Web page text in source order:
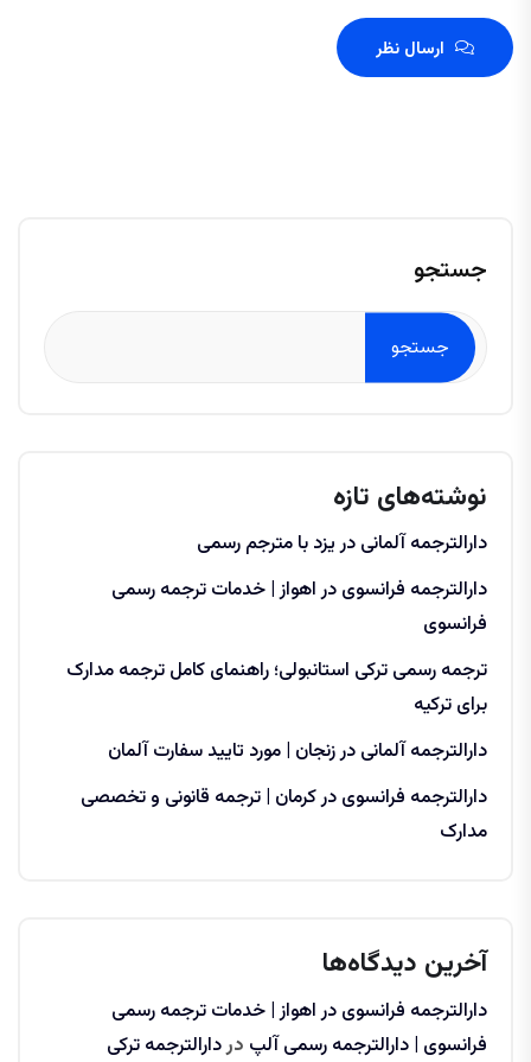
ارسال نظر
جستجو
جستجو
نوشته‌های تازه
دارالترجمه آلمانی در یزد با مترجم رسمی
دارالترجمه فرانسوی در اهواز | خدمات ترجمه رسمی
فرانسوی
ترجمه رسمی ترکی استانبولی؛ راهنمای کامل ترجمه مدارک
برای ترکیه
دارالترجمه آلمانی در زنجان | مورد تایید سفارت آلمان
دارالترجمه فرانسوی در کرمان | ترجمه قانونی و تخصصی
مدارک
آخرین دیدگاه‌ها
دارالترجمه فرانسوی در اهواز | خدمات ترجمه رسمی
فرانسوی | دارالترجمه رسمی آلپ دردارالترجمه ترکی